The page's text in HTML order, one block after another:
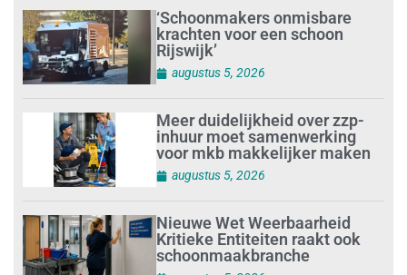
‘Schoonmakers onmisbare
krachten voor een schoon
Rijswijk’
augustus 5, 2026
Meer duidelijkheid over zzp-
inhuur moet samenwerking
voor mkb makkelijker maken
augustus 5, 2026
Nieuwe Wet Weerbaarheid
Kritieke Entiteiten raakt ook
schoonmaakbranche